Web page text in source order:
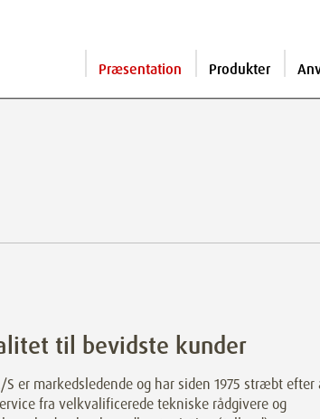
Præsentation Produkter
til bevidste kunder
S er markedsledende og har siden 1975 stræbt efter
fra velkvalificerede tekniske rådgivere og